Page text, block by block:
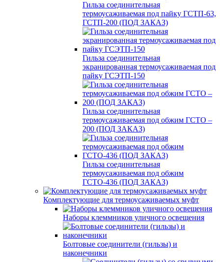
Гильза соединительная
термоусаживаемая под пайку ГСТП-63,
ГСТП-200 (ПОД ЗАКАЗ)
Гильза соединительная
экранированная термоусаживаемая под
пайку ГСЭТП-150
Гильза соединительная
термоусаживаемая под обжим ГСТО –
200 (ПОД ЗАКАЗ)
Гильза соединительная
термоусаживаемая под обжим
ГСТО-436 (ПОД ЗАКАЗ)
Комплектующие для термоусаживаемых муфт
Наборы клеммников уличного освещения
Болтовые соединители (гильзы) и
наконечники